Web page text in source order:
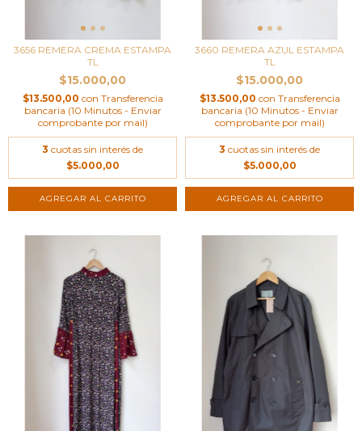
3656 REMERA CREMA ESTAMPA
TL
$15.000,00
$13.500,00 con Transferencia
bancaria (10 Minutos - Enviar
comprobante por mail)
3 cuotas sin interés de
$5.000,00
3660 REMERA AZUL ESTAMPA
TL
$15.000,00
$13.500,00 con Transferencia
bancaria (10 Minutos - Enviar
comprobante por mail)
3 cuotas sin interés de
$5.000,00